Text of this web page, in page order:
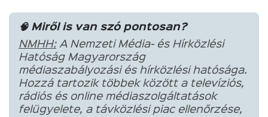
🧠 Miről is van szó pontosan?
NMHH:A Nemzeti Média- és Hírközlési
Hatóság Magyarország
médiaszabályozási és hírközlési hatósága.
Hozzá tartozik többek között a televíziós,
rádiós és online médiaszolgáltatások
felügyelete, a távközlési piac ellenőrzése,